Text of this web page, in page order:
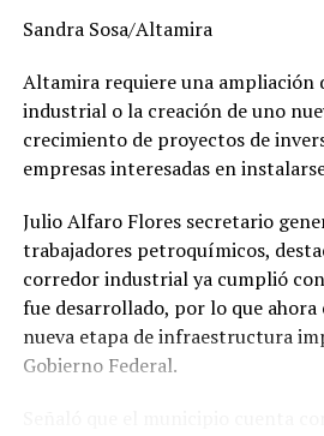
hidrosanitaria de la zona
necesidades identificadas en los
dando seguimiento a las obras
condiciones de las redes
Sandra Sosa/Altamira
Altamira requiere una ampliación
industrial o la creación de uno
crecimiento de proyectos de
empresas interesadas en
Julio Alfaro Flores secretario
trabajadores petroquímicos,
corredor industrial ya cumplió
fue desarrollado, por lo que ahora
nueva etapa de infraestructura
Gobierno Federal.